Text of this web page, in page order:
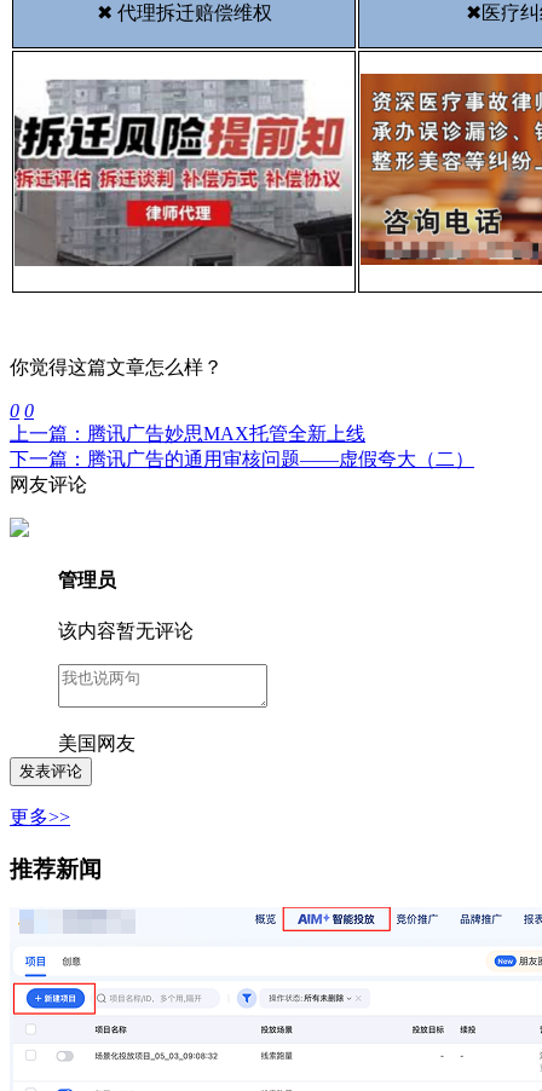
✖ 代理拆迁赔偿维权 ✖医疗
你觉得这篇文章怎么样？
0 0
上一篇：腾讯广告妙思MAX托管全新上线
下一篇：腾讯广告的通用审核问题——虚假夸大（二）
网友评论
管理员
该内容暂无评论
美国网友
更多>>
推荐新闻